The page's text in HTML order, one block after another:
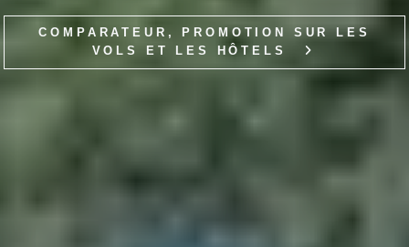
COMPARATEUR, PROMOTION SUR LES
VOLS ET LES HÔTELS